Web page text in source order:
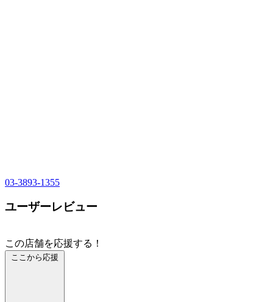
03-3893-1355
ユーザーレビュー
この店舗を応援する！
ここから応援